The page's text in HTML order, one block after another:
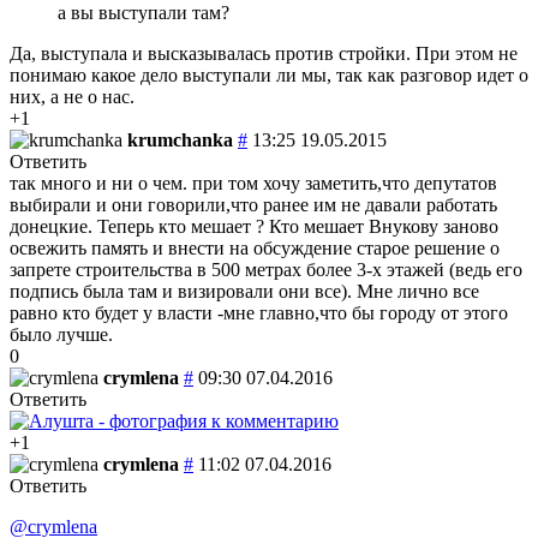
а вы выступали там?
Да, выступала и высказывалась против стройки. При этом не
понимаю какое дело выступали ли мы, так как разговор идет о
них, а не о нас.
+1
krumchanka # 13:25 19.05.2015
Ответить
так много и ни о чем. при том хочу заметить,что депутатов
выбирали и они говорили,что ранее им не давали работать
донецкие. Теперь кто мешает ? Кто мешает Внукову заново
освежить память и внести на обсуждение старое решение о
запрете строительства в 500 метрах более 3-х этажей (ведь его
подпись была там и визировали они все). Мне лично все
равно кто будет у власти -мне главно,что бы городу от этого
было лучше.
0
crymlena # 09:30 07.04.2016
Ответить
+1
crymlena # 11:02 07.04.2016
Ответить
@crymlena